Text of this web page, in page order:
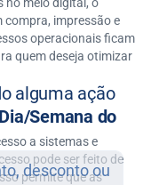
impressão e
operacionais ficam
quem deseja otimizar
a sistemas e
pode ser feito de
permite que as